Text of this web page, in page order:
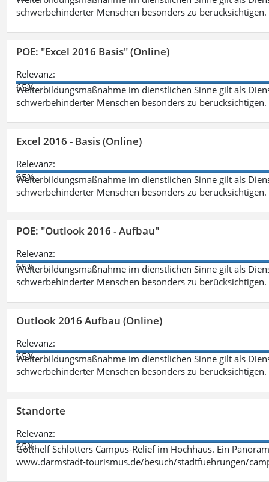
schwerbehinderter Menschen besonders zu berücksichtigen.
POE: "Excel 2016 Basis" (Online)
Relevanz:
65%
Weiterbildungsmaßnahme im dienstlichen Sinne gilt als
schwerbehinderter Menschen besonders zu berücksichtigen.
Excel 2016 - Basis (Online)
Relevanz:
65%
Weiterbildungsmaßnahme im dienstlichen Sinne gilt als
schwerbehinderter Menschen besonders zu berücksichtigen.
POE: "Outlook 2016 - Aufbau"
Relevanz:
65%
Weiterbildungsmaßnahme im dienstlichen Sinne gilt als
schwerbehinderter Menschen besonders zu berücksichtigen.
Outlook 2016 Aufbau (Online)
Relevanz:
65%
Weiterbildungsmaßnahme im dienstlichen Sinne gilt als
schwerbehinderter Menschen besonders zu berücksichtigen.
Standorte
Relevanz:
65%
Gotthelf Schlotters Campus-Relief im Hochhaus. Ein
www.darmstadt-tourismus.de/besuch/stadtfuehrungen/